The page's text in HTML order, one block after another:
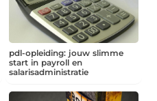
pdl-opleiding: jouw slimme
start in payroll en
salarisadministratie